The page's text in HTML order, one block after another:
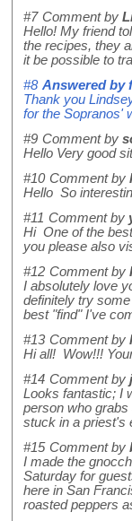
#7 Comment by
Hello! My friend
the recipes, they
it be possible to
#8 Answered by
Thank you
for the Sopranos'
#9 Comment by
Hello Very good
#10 Comment by
Hello So
#11 Comment by
Hi One of the
you please also
#12 Comment by
I absolutely love
definitely try
best "find" I've
#13 Comment by
Hi all! Wow!!!
#14 Comment by
Looks fantastic; I
person who
stuck in a priest's
#15 Comment by
I made the
Saturday for
here in San
roasted peppers